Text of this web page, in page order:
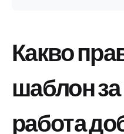
Какво
шаблон за
работа